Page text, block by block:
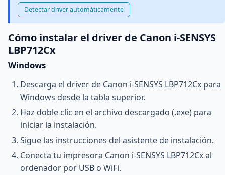
Detectar driver automáticamente
Cómo instalar el driver de Canon i-SENSYS
LBP712Cx
Windows
Descarga el driver de Canon i-SENSYS LBP712Cx para
Windows desde la tabla superior.
Haz doble clic en el archivo descargado (.exe) para
iniciar la instalación.
Sigue las instrucciones del asistente de instalación.
Conecta tu impresora Canon i-SENSYS LBP712Cx al
ordenador por USB o WiFi.